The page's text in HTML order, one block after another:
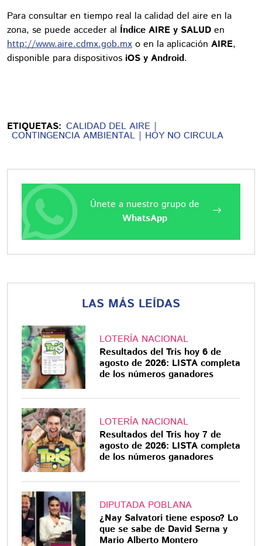
Para consultar en tiempo real la calidad del aire en la
zona, se puede acceder al Índice AIRE y SALUD en
http://www.aire.cdmx.gob.mx o en la aplicación AIRE,
disponible para dispositivos iOS y Android.
ETIQUETAS: CALIDAD DEL AIRE
CONTINGENCIA AMBIENTAL HOY NO CIRCULA
Únete a nuestro grupo de
WhatsApp
LAS MÁS LEÍDAS
LOTERÍA NACIONAL
Resultados del Tris hoy 6 de
agosto de 2026: LISTA completa
de los números ganadores
LOTERÍA NACIONAL
Resultados del Tris hoy 7 de
agosto de 2026: LISTA completa
de los números ganadores
DIPUTADA POBLANA
¿Nay Salvatori tiene esposo? Lo
que se sabe de David Serna y
Mario Alberto Montero